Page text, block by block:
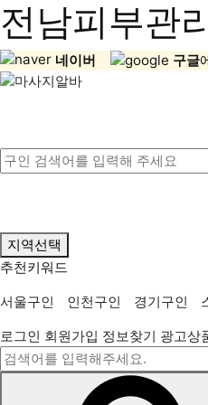
전남피부관
네이버 구글
지역선택
추천키워드
서울구인
인천구인 경기구인
로그인 회원가입 정보찾기 광고상